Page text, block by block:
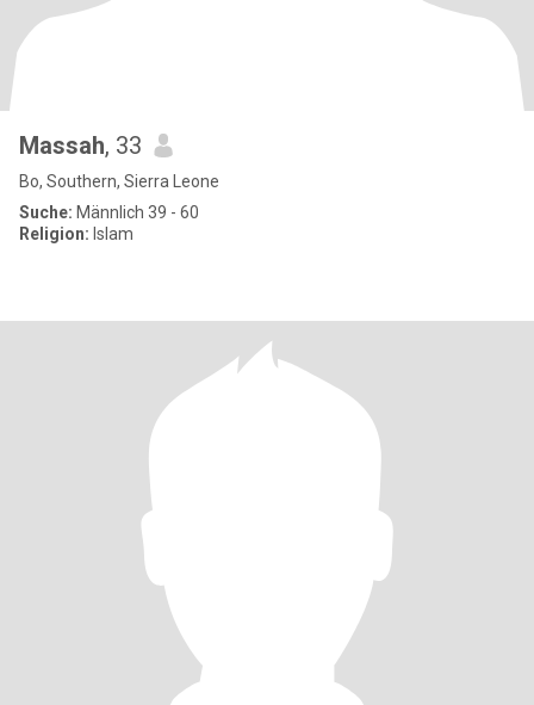
Massah, 33
Bo, Southern, Sierra Leone
Suche: Männlich 39 - 60
Religion: Islam